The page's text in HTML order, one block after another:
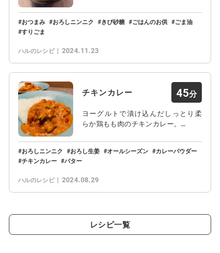
おつまみ おろしニンニク きび砂糖 ごはんのお供
ごま油
すりごま
ハルのレシピ 2024.11.23
チキンカレー 45
ヨーグルトで漬け込んだしっとり柔
らか鶏もも肉のチキンカレー。…
おろしニンニク おろし生姜 オールシーズン
カレーパウダー
チキンカレー
バター
ハルのレシピ 2024.08.29
レシピ一覧